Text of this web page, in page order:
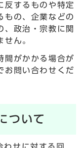
反するものや特定
もの、企業などの
、政治・宗教に関
せん。
間がかかる場合が
お問い合わせくだ
ついて
わせに対する回